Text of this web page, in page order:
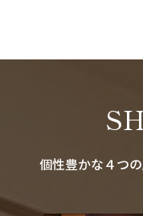
個性豊かな４つ